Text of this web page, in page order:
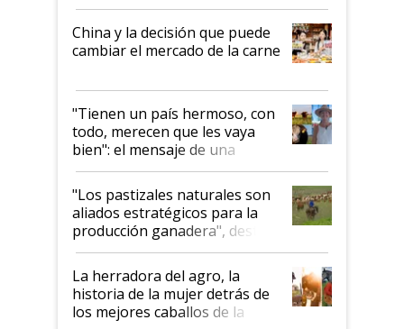
China y la decisión que puede
cambiar el mercado de la carne
"Tienen un país hermoso, con
todo, merecen que les vaya
bien": el mensaje de una
ganadera uruguaya sobre las
oportunidades que se abren
para el agro en Argentina, con
foco en la carne
"Los pastizales naturales son
aliados estratégicos para la
producción ganadera", destaca
la iniciativa que ya reúne a 46
establecimientos en Argentina
La herradora del agro, la
historia de la mujer detrás de
los mejores caballos de la